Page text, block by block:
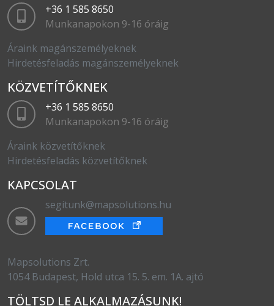
+36 1 585 8650
Munkanapokon 9-16 óráig
Áraink magánszemélyeknek
Hirdetésfeladás magánszemélyeknek
KÖZVETÍTŐKNEK
+36 1 585 8650
Munkanapokon 9-16 óráig
Áraink közvetítőknek
Hirdetésfeladás közvetítőknek
KAPCSOLAT
segitunk@mapsolutions.hu
Mapsolutions Zrt.
1054 Budapest, Hold utca 15. 5. em. 1A. ajtó
TÖLTSD LE ALKALMAZÁSUNK!